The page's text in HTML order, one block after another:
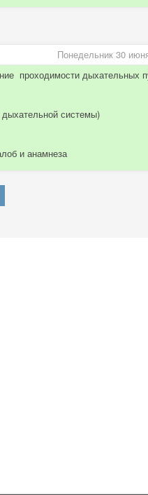
Понедельник 30
проходимости дыхательных
системы)
и анамнеза